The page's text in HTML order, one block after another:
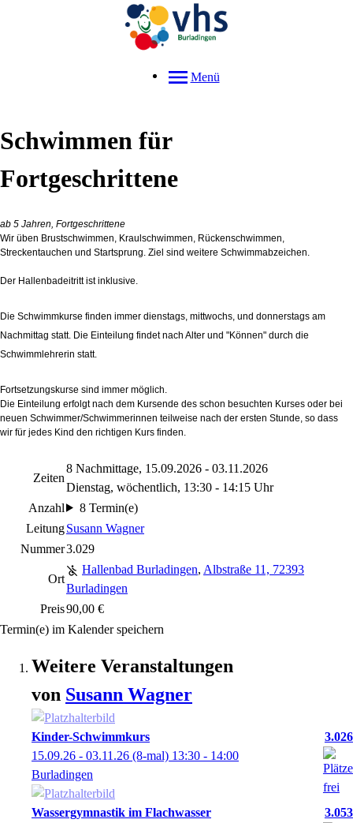
Menü
Schwimmen für
Fortgeschrittene
ab 5 Jahren, Fortgeschrittene
Wir üben Brustschwimmen, Kraulschwimmen, Rückenschwimmen,
Streckentauchen und Startsprung. Ziel sind weitere Schwimmabzeichen.
Der Hallenbadeitritt ist inklusive.
Die Schwimmkurse finden immer dienstags, mittwochs, und donnerstags am
Nachmittag statt. Die Einteilung findet nach Alter und "Können" durch die
Schwimmlehrerin statt.
Fortsetzungskurse sind immer möglich.
Die Einteilung erfolgt nach dem Kursende des schon besuchten Kurses oder bei
neuen Schwimmer/Schwimmerinnen teilweise nach der ersten Stunde, so dass
wir für jedes Kind den richtigen Kurs finden.
Zeiten
8 Nachmittage, 15.09.2026 - 03.11.2026
Dienstag, wöchentlich, 13:30 - 14:15 Uhr
Anzahl
8 Termin(e)
LeitungSusann Wagner
Nummer3.029
Ort
Hallenbad Burladingen, Albstraße 11, 72393
Burladingen
Preis90,00 €
Termin(e) im Kalender speichern
Weitere Veranstaltungen
von Susann Wagner
Kinder-Schwimmkurs
3.026
15.09.26 - 03.11.26 (8-mal) 13:30 - 14:00
Burladingen
Wassergymnastik im Flachwasser
3.053